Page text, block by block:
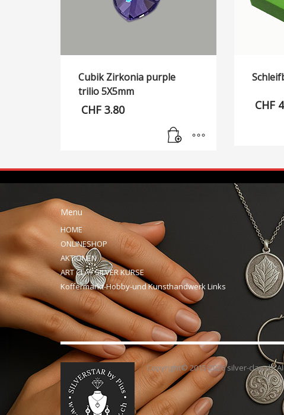
Cubik Zirkonia purple
trilio 5X5mm
CHF 3.80 CHF
Menu
HOME
ONLINESHOP
AKTIONEN
ART CLAY SILVER KURSE
Koffermarkt-Hobby-und Kunsthandwerk Links
Copyright© 2015-2026 silver-clay.ch.